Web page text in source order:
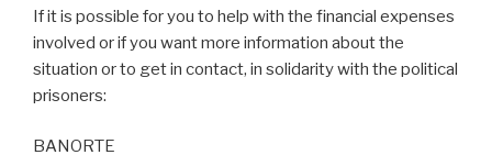
If it is possible for you to help with the financial expenses
involved or if you want more information about the
situation or to get in contact, in solidarity with the political
prisoners:
BANORTE